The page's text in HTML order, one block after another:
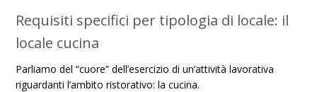
Requisiti specifici per tipologia di locale: il
locale cucina
Parliamo del “cuore” dell’esercizio di un’attività lavorativa
riguardanti l’ambito ristorativo: la cucina.